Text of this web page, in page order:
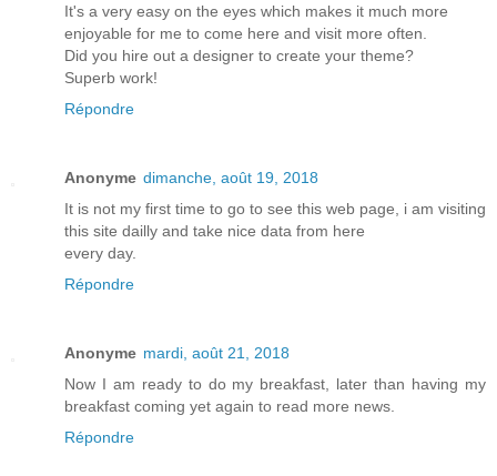
It's a very easy on the eyes which makes it much more
enjoyable for me to come here and visit more often.
Did you hire out a designer to create your theme?
Superb work!
Répondre
Anonyme dimanche, août 19, 2018
It is not my first time to go to see this web page, i am visiting
this site dailly and take nice data from here
every day.
Répondre
Anonyme mardi, août 21, 2018
Now I am ready to do my breakfast, later than having my
breakfast coming yet again to read more news.
Répondre